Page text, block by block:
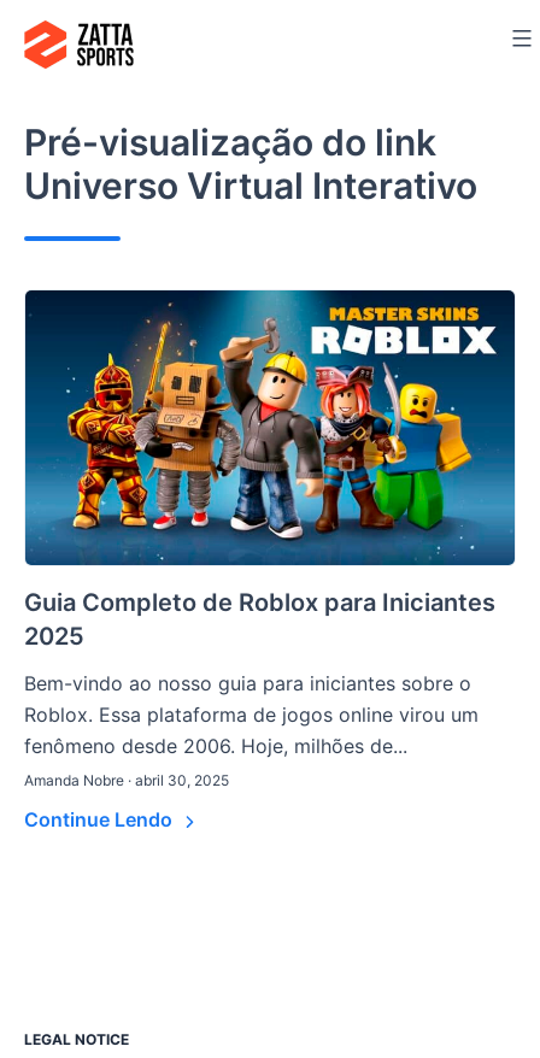
para
conteúdo
Pré-visualização do link
Universo Virtual Interativo
Guia Completo de Roblox para Iniciantes
2025
Bem-vindo ao nosso guia para iniciantes sobre o
Roblox. Essa plataforma de jogos online virou um
fenômeno desde 2006. Hoje, milhões de...
Amanda Nobre · abril 30, 2025
Continue Lendo
LEGAL NOTICE